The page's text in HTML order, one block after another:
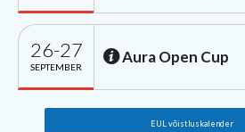
26-27
SEPTEMBER
Aura Open Cup
EUL võistluskalender